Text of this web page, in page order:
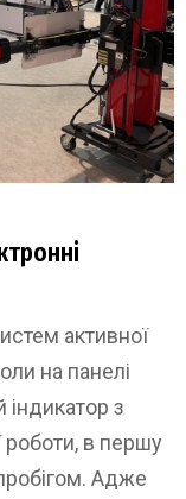
активної
на панелі
індикатор з
роботи, в першу
Адже